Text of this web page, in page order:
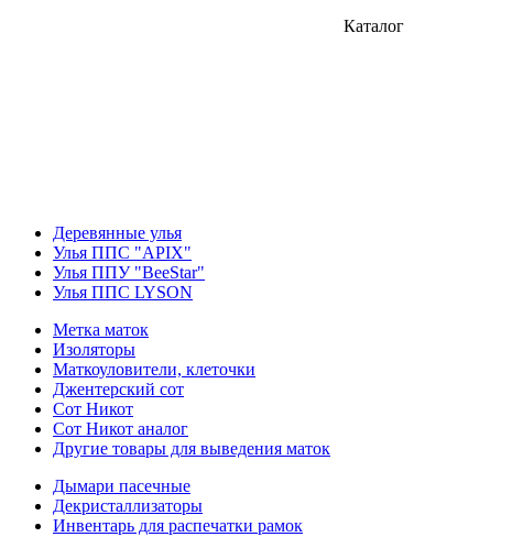
Каталог
Деревянные улья
Улья ППС "APIX"
Улья ППУ "BeeStar"
Улья ППС LYSON
Метка маток
Изоляторы
Маткоуловители, клеточки
Джентерский сот
Сот Никот
Сот Никот аналог
Другие товары для выведения маток
Дымари пасечные
Декристаллизаторы
Инвентарь для распечатки рамок